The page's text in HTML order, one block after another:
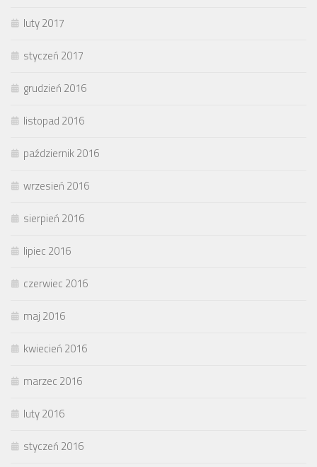
luty 2017
styczeń 2017
grudzień 2016
listopad 2016
październik 2016
wrzesień 2016
sierpień 2016
lipiec 2016
czerwiec 2016
maj 2016
kwiecień 2016
marzec 2016
luty 2016
styczeń 2016